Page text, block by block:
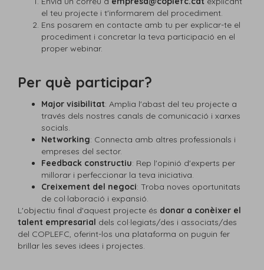
el teu projecte i t'informarem del procediment.
Ens posarem en contacte amb tu per explicar-te el
procediment i concretar la teva participació en el
proper webinar.
Per què participar?
Major visibilitat: Amplia l'abast del teu projecte a
través dels nostres canals de comunicació i xarxes
socials.
Networking: Connecta amb altres professionals i
empreses del sector.
Feedback constructiu: Rep l'opinió d'experts per
millorar i perfeccionar la teva iniciativa.
Creixement del negoci: Troba noves oportunitats
de col·laboració i expansió.
L'objectiu final d'aquest projecte és donar a conèixer el
talent empresarial dels col·legiats/des i associats/des
del COPLEFC, oferint-los una plataforma on puguin fer
brillar les seves idees i projectes.